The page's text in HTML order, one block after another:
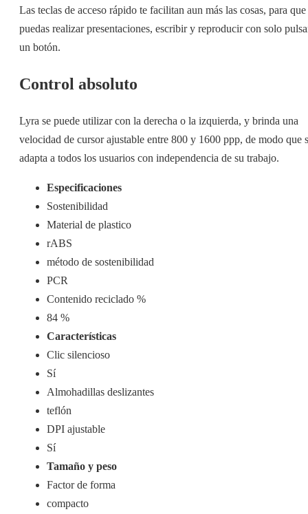
Las teclas de acceso rápido te facilitan aun más las cosas, para que
puedas realizar presentaciones, escribir y reproducir con solo
un botón.
Control absoluto
Lyra se puede utilizar con la derecha o la izquierda, y brinda una
velocidad de cursor ajustable entre 800 y 1600 ppp, de modo que
adapta a todos los usuarios con independencia de su trabajo.
Especificaciones
Sostenibilidad
Material de plastico
rABS
método de sostenibilidad
PCR
Contenido reciclado %
84 %
Características
Clic silencioso
Sí
Almohadillas deslizantes
teflón
DPI ajustable
Sí
Tamaño y peso
Factor de forma
compacto